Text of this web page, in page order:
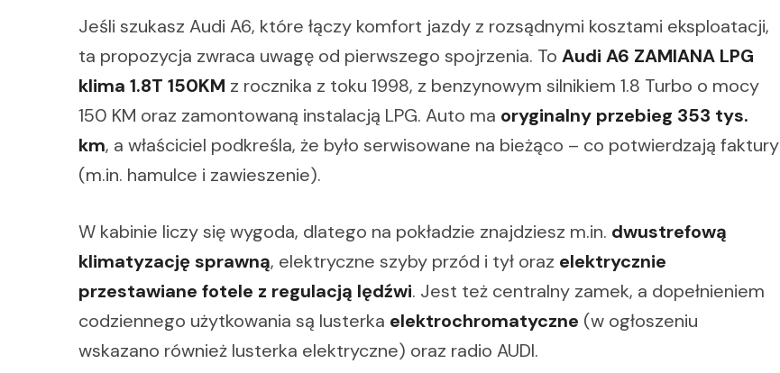
Jeśli szukasz Audi A6, które łączy komfort jazdy z rozsądnymi kosztami eksploatacji,
ta propozycja zwraca uwagę od pierwszego spojrzenia. To Audi A6 ZAMIANA LPG
klima 1.8T 150KM z rocznika z toku 1998, z benzynowym silnikiem 1.8 Turbo o mocy
150 KM oraz zamontowaną instalacją LPG. Auto ma oryginalny przebieg 353 tys.
km, a właściciel podkreśla, że było serwisowane na bieżąco – co potwierdzają faktury
(m.in. hamulce i zawieszenie).
W kabinie liczy się wygoda, dlatego na pokładzie znajdziesz m.in. dwustrefową
klimatyzację sprawną, elektryczne szyby przód i tył oraz elektrycznie
przestawiane fotele z regulacją lędźwi. Jest też centralny zamek, a dopełnieniem
codziennego użytkowania są lusterka elektrochromatyczne (w ogłoszeniu
wskazano również lusterka elektryczne) oraz radio AUDI.